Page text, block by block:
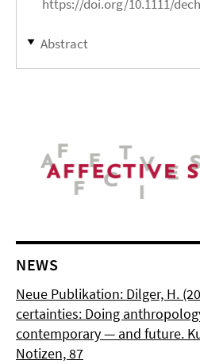
https://doi.org/10.1111/
Abstract
NEWS
Neue Publikation: Dilger, H.
certainties: Doing
contemporary — and future.
Notizen, 87